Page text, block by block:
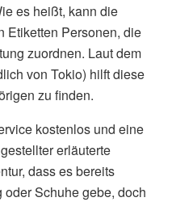
es heißt, kann die
Etiketten Personen, die
zuordnen. Laut dem
von Tokio) hilft diese
zu finden.
kostenlos und eine
erläuterte
dass es bereits
Schuhe gebe, doch